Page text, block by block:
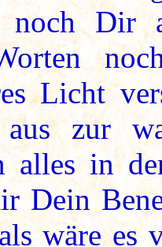
noch Dir
Licht
zur
alles in
Dein
wäre es